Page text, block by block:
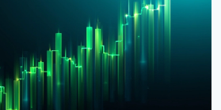
Європі через Kinexys